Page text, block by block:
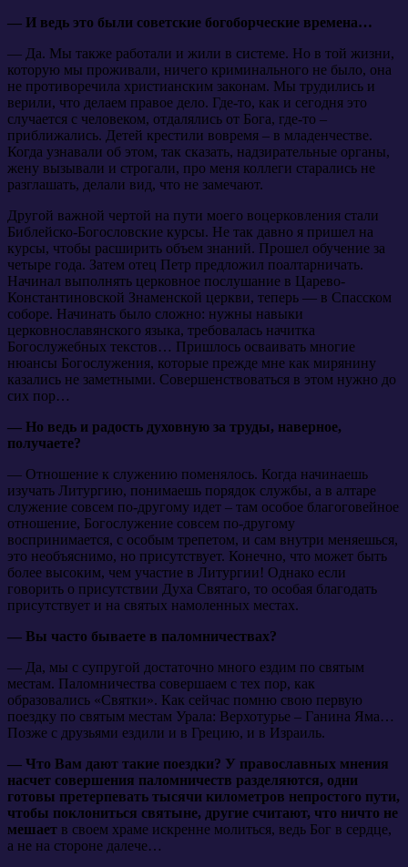
— И ведь это были советские богоборческие времена…
— Да. Мы также работали и жили в системе. Но в той жизни,
которую мы проживали, ничего криминального не было, она
не противоречила христианским законам. Мы трудились и
верили, что делаем правое дело. Где-то, как и сегодня это
случается с человеком, отдалялись от Бога, где-то –
приближались. Детей крестили вовремя – в младенчестве.
Когда узнавали об этом, так сказать, надзирательные органы,
жену вызывали и строгали, про меня коллеги старались не
разглашать, делали вид, что не замечают.
Другой важной чертой на пути моего воцерковления стали
Библейско-Богословские курсы. Не так давно я пришел на
курсы, чтобы расширить объем знаний. Прошел обучение за
четыре года. Затем отец Петр предложил поалтарничать.
Начинал выполнять церковное послушание в Царево-
Константиновской Знаменской церкви, теперь — в Спасском
соборе. Начинать было сложно: нужны навыки
церковнославянского языка, требовалась начитка
Богослужебных текстов… Пришлось осваивать многие
нюансы Богослужения, которые прежде мне как мирянину
казались не заметными. Совершенствоваться в этом нужно до
сих пор…
— Но ведь и радость духовную за труды, наверное,
получаете?
— Отношение к служению поменялось. Когда начинаешь
изучать Литургию, понимаешь порядок службы, а в алтаре
служение совсем по-другому идет – там особое благоговейное
отношение, Богослужение совсем по-другому
воспринимается, с особым трепетом, и сам внутри меняешься,
это необъяснимо, но присутствует. Конечно, что может быть
более высоким, чем участие в Литургии! Однако если
говорить о присутствии Духа Святаго, то особая благодать
присутствует и на святых намоленных местах.
— Вы часто бываете в паломничествах?
— Да, мы с супругой достаточно много ездим по святым
местам. Паломничества совершаем с тех пор, как
образовались «Святки». Как сейчас помню свою первую
поездку по святым местам Урала: Верхотурье – Ганина Яма…
Позже с друзьями ездили и в Грецию, и в Израиль.
— Что Вам дают такие поездки? У православных мнения
насчет совершения паломничеств разделяются, одни
готовы претерпевать тысячи километров непростого пути,
чтобы поклониться святыне, другие считают, что ничто не
мешает в своем храме искренне молиться, ведь Бог в сердце,
а не на стороне далече…